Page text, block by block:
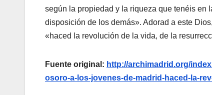
según la propiedad y la riqueza que tenéis en
disposición de los demás». Adorad a este
«haced la revolución de la vida, de la
Fuente original: http://archimadrid.org/
osoro-a-los-jovenes-de-madrid-haced-la-